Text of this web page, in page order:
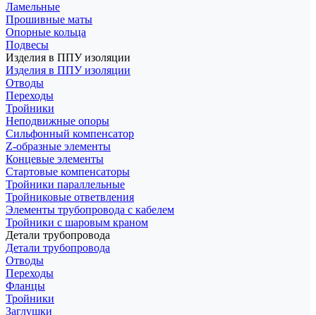
Ламельные
Прошивные маты
Опорные кольца
Подвесы
Изделия в ППУ изоляции
Изделия в ППУ изоляции
Отводы
Переходы
Тройники
Неподвижные опоры
Cильфонный компенсатор
Z-образные элементы
Концевые элементы
Стартовые компенсаторы
Тройники параллельные
Тройниковые ответвления
Элементы трубопровода с кабелем
Тройники с шаровым краном
Детали трубопровода
Детали трубопровода
Отводы
Переходы
Фланцы
Тройники
Заглушки